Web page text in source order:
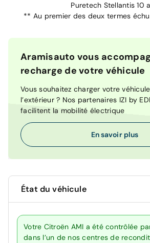
Puretech Stellantis 10
** Au premier des deux termes
Aramisauto vous
recharge de votre véhicule
Vous souhaitez charger votre
l’extérieur ? Nos partenaires IZI by
facilitent la mobilité électrique
En savoir plus
État du véhicule
Votre Citroën AMI a été contrôlée
dans l’un de nos centres de